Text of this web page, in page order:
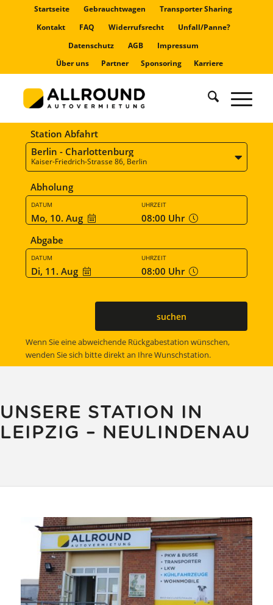
Startseite Gebrauchtwagen
Transporter Sharing
Kontakt
FAQ Widerrufsrecht
Unfall/Panne?
Datenschutz
AGB
Impressum
Über uns
Partner Sponsoring Karriere
Station Abfahrt
Berlin - Charlottenburg
Kaiser-Friedrich-Strasse 86, Berlin
Abholung
DATUM
Mo, 10. Aug
UHRZEIT
08:00 Uhr
Abgabe
DATUM
Di, 11. Aug
UHRZEIT
08:00 Uhr
suchen
Wenn Sie eine abweichende Rückgabestation wünschen,
wenden Sie sich bitte direkt an Ihre Wunschstation.
UNSERE STATION IN
LEIPZIG – NEULINDENAU